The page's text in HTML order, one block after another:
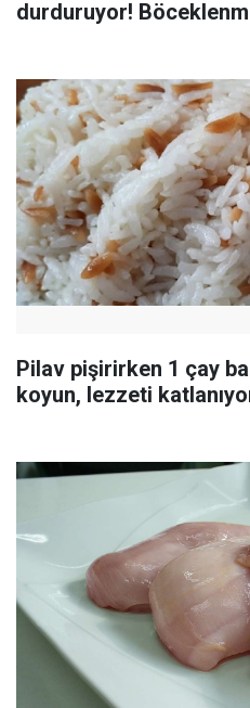
durduruyor!
Pilav pişirirken 1 çay
koyun, lezzeti